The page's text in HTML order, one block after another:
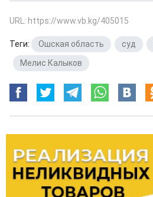
URL: https://www.vb.kg/405015
Теги: Ошская область суд
Мелис Калыков